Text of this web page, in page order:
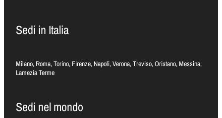
Sedi in Italia
Milano, Roma, Torino, Firenze, Napoli, Verona, Treviso, Oristano, Messina,
Lamezia Terme
Sedi nel mondo